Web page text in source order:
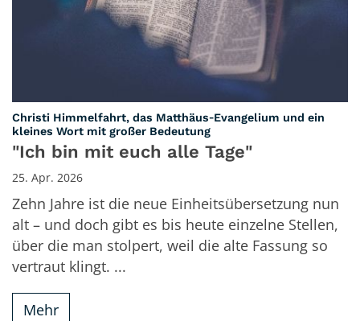
Christi Himmelfahrt, das Matthäus‑Evangelium und ein
kleines Wort mit großer Bedeutung:
"Ich bin mit euch alle Tage"
25. Apr. 2026
Zehn Jahre ist die neue Einheitsübersetzung nun
alt – und doch gibt es bis heute einzelne Stellen,
über die man stolpert, weil die alte Fassung so
vertraut klingt. ...
Mehr